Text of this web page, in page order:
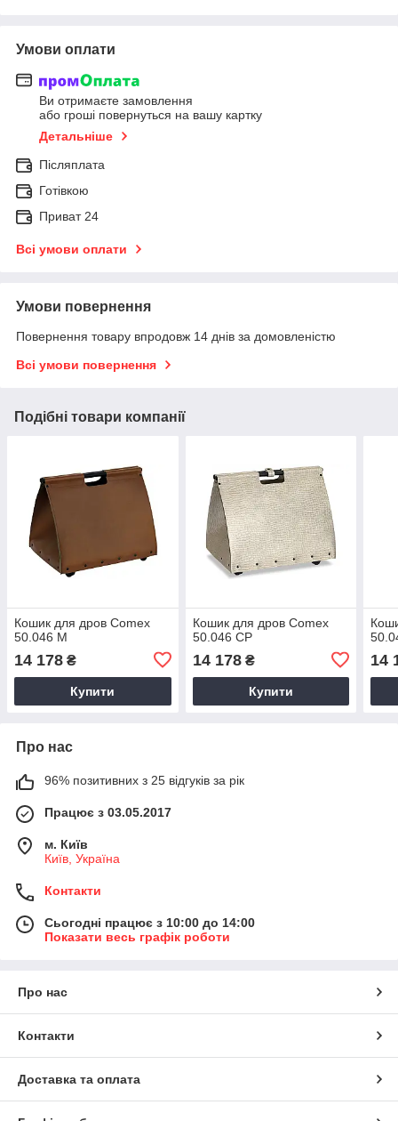
Умови оплати
Ви отримаєте замовлення
або гроші повернуться на вашу картку
Детальніше
Післяплата
Готівкою
Приват 24
Всі умови оплати
Умови повернення
Повернення товару впродовж 14 днів за домовленістю
Всі умови повернення
Подібні товари компанії
Кошик для дров Comex
50.046 M
14 178 ₴
Купити
Кошик для дров Comex
50.046 CP
14 178₴
Купити
14
Про нас
96% позитивних з 25 відгуків за рік
Працює з 03.05.2017
м. Київ
Київ, Україна
Контакти
Сьогодні працює з 10:00 до 14:00
Показати весь графік роботи
Про нас
Контакти
Доставка та оплата